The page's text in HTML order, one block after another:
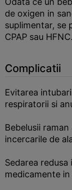
de oxigen in
suplimentar, se
CPAP sau HFNC.
Complicatii
Evitarea
respiratorii si
Bebelusii
incercarile de
Sedarea
medicamente